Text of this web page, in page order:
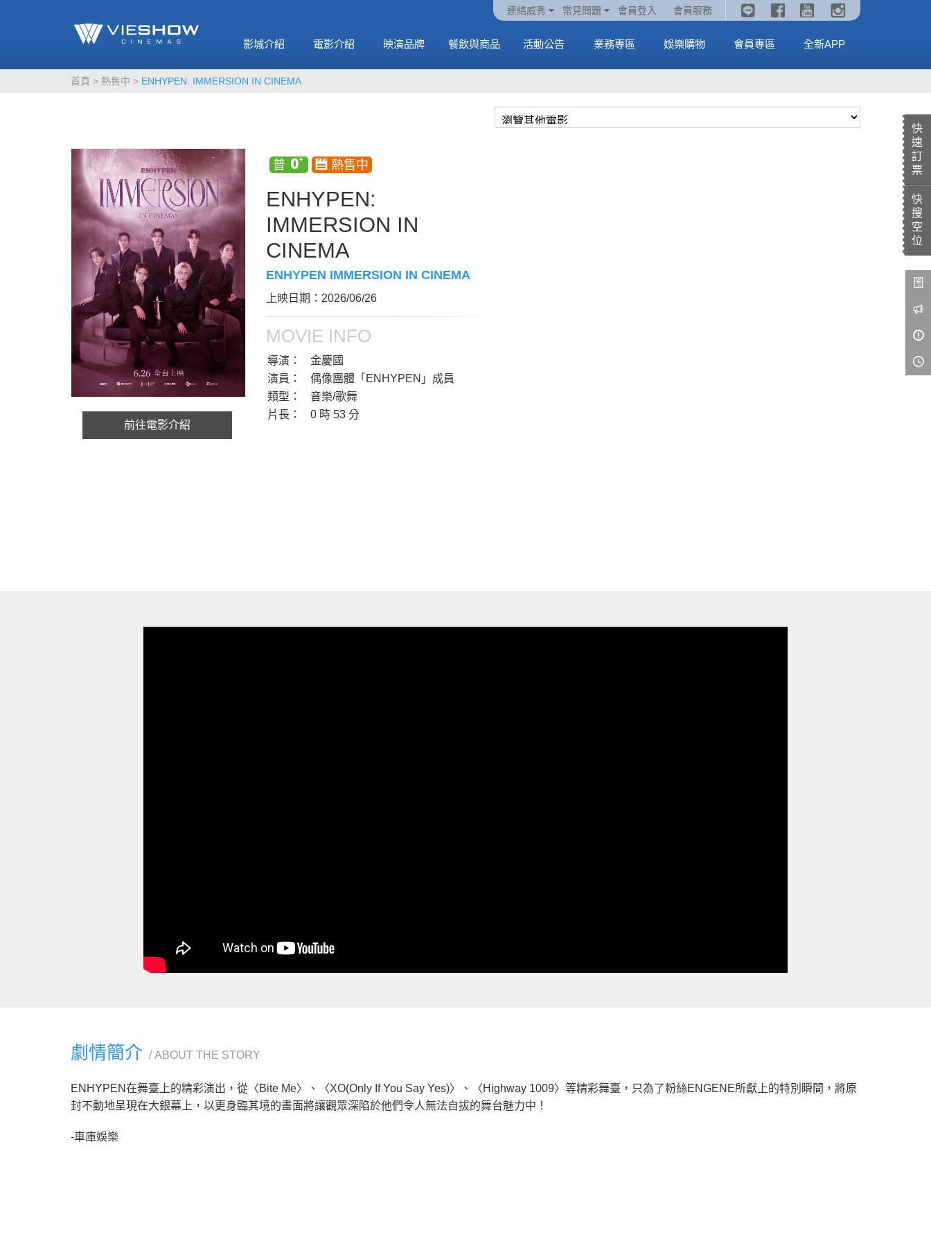
連絡威秀 常見問題 會員登入 會員服務
影城介紹 電影介紹
MORE MORE
火熱預售中《橡樹街
末日》
MORE
火熱預售中《汪汪隊立大功：恐龍大電影》
映演品牌 餐飲與商品
MORE MORE
🥤威秀獨家電影套餐
🥤全台熱賣中
MORE
《劇場版吉伊卡哇》🥤威秀獨家電影套餐🥤
全台熱賣中
MORE
活動公告 業務專區 娛樂購物 會員專區 全新APP
快
速
訂
票
快
搜
空
位
首頁 熱售中 ENHYPEN: IMMERSION IN CINEMA
前往電影介紹
ENHYPEN:
IMMERSION IN
CINEMA
ENHYPEN IMMERSION IN CINEMA
上映日期：2026/06/26
MOVIE INFO
導演：
金慶國
演員：
偶像團體「ENHYPEN」成員
類型：
音樂/歌舞
片長：
0 時 53 分
劇情簡介 ABOUT THE STORY
ENHYPEN在舞臺上的精彩演出，從〈Bite Me〉、〈XO(Only If You Say Yes)〉、〈Highway 1009〉等精彩舞臺，只為了粉絲ENGENE所獻上的特別瞬間，將原
封不動地呈現在大銀幕上，以更身臨其境的畫面將讓觀眾深陷於他們令人無法自拔的舞台魅力中！
-車庫娛樂